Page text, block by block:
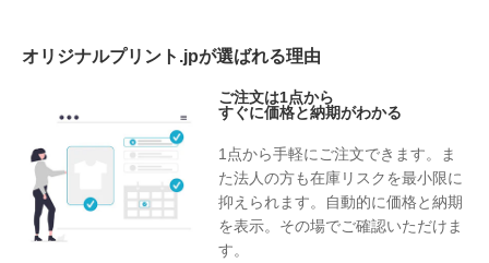
オリジナルプリント.jpが選ばれる理由
ご注文は1点から
すぐに価格と納期がわかる
1点から手軽にご注文できます。ま
た法人の方も在庫リスクを最小限に
抑えられます。自動的に価格と納期
を表示。その場でご確認いただけま
す。